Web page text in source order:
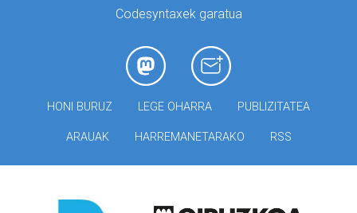
Codesyntaxek garatua
HONI BURUZ LEGE OHARRA PUBLIZITATEA
ARAUAK HARREMANETARAKO RSS